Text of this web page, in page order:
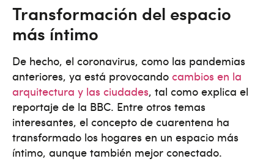
Transformación del espacio
más íntimo
De hecho, el coronavirus, como las pandemias
anteriores, ya está provocando cambios en la
arquitectura y las ciudades, tal como explica el
reportaje de la BBC. Entre otros temas
interesantes, el concepto de cuarentena ha
transformado los hogares en un espacio más
íntimo, aunque también mejor conectado.